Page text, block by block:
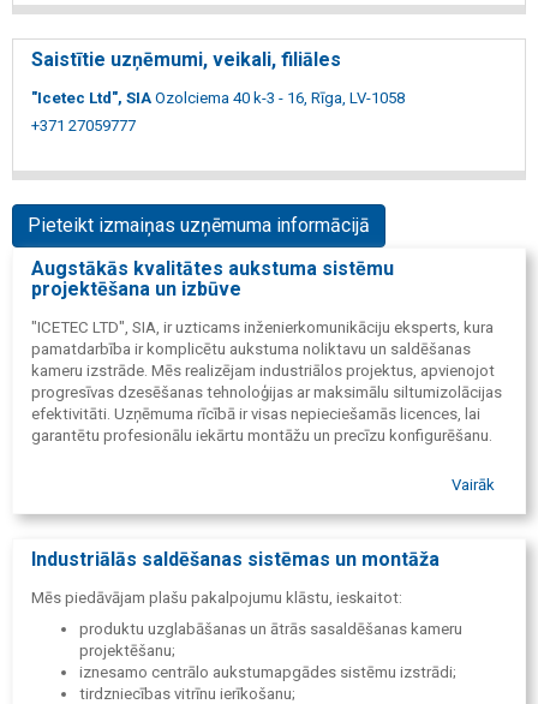
Saistītie uzņēmumi, veikali, filiāles
"Icetec Ltd", SIA Ozolciema 40 k-3 - 16, Rīga, LV-1058
+371 27059777
Pieteikt izmaiņas uzņēmuma informācijā
Augstākās kvalitātes aukstuma sistēmu
projektēšana un izbūve
"ICETEC LTD", SIA, ir uzticams inženierkomunikāciju eksperts, kura
pamatdarbība ir komplicētu aukstuma noliktavu un saldēšanas
kameru izstrāde. Mēs realizējam industriālos projektus, apvienojot
progresīvas dzesēšanas tehnoloģijas ar maksimālu siltumizolācijas
efektivitāti. Uzņēmuma rīcībā ir visas nepieciešamās licences, lai
garantētu profesionālu iekārtu montāžu un precīzu konfigurēšanu.
Vairāk
Industriālās saldēšanas sistēmas un montāža
Mēs piedāvājam plašu pakalpojumu klāstu, ieskaitot:
produktu uzglabāšanas un ātrās sasaldēšanas kameru
projektēšanu;
iznesamo centrālo aukstumapgādes sistēmu izstrādi;
tirdzniecības vitrīnu ierīkošanu;